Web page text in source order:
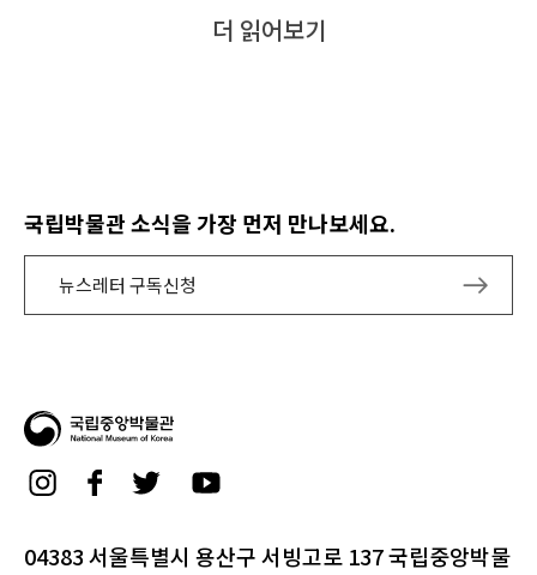
더 읽어보기
국립박물관 소식을 가장 먼저 만나보세요.
뉴스레터 구독신청
04383 서울특별시 용산구 서빙고로 137 국립중앙박물